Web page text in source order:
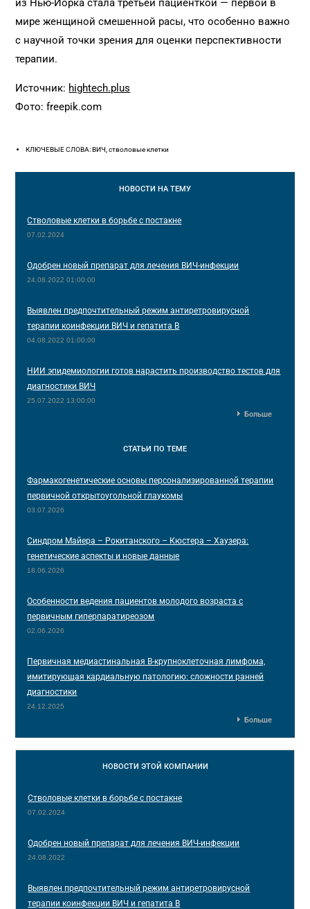
из Нью-Йорка стала третьей пациенткой — первой в
мире женщиной смешенной расы, что особенно важно
с научной точки зрения для оценки перспективности
терапии.
Источник: hightech.plus
Фото: freepik.com
КЛЮЧЕВЫЕ СЛОВА: ВИЧ, стволовые клетки
НОВОСТИ НА ТЕМУ
Стволовые клетки в борьбе с постакне
07.02.2024
Одобрен новый препарат для лечения ВИЧ-инфекции
24.08.2022 01:00:00
Выявлен предпочтительный режим антиретровирусной
терапии коинфекции ВИЧ и гепатита В
04.08.2022 01:00:00
НИИ эпидемиологии готов нарастить производство тестов для
диагностики ВИЧ
25.07.2022 13:00:00
Больше
СТАТЬИ ПО ТЕМЕ
Фармакогенетические основы персонализированной терапии
первичной открытоугольной глаукомы
03.07.2026
Синдром Майера – Рокитанского – Кюстера – Хаузера:
генетические аспекты и новые данные
18.06.2026
Особенности ведения пациентов молодого возраста с
первичным гиперпаратиреозом
02.06.2026
Первичная медиастинальная В-крупноклеточная лимфома,
имитирующая кардиальную патологию: сложности ранней
диагностики
24.12.2025
Больше
НОВОСТИ ЭТОЙ КОМПАНИИ
Стволовые клетки в борьбе с постакне
07.02.2024
Одобрен новый препарат для лечения ВИЧ-инфекции
24.08.2022
Выявлен предпочтительный режим антиретровирусной
терапии коинфекции ВИЧ и гепатита В